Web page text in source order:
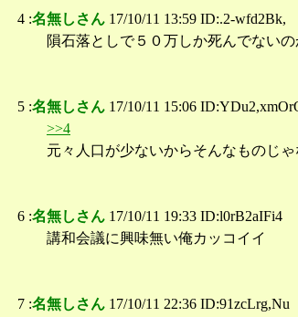
4 :名無しさん 17/10/11 13:59 ID:.2-wfd2Bk,
隕石落としで５０万しか死んでない
5 :名無しさん 17/10/11 15:06
>>4
元々人口が少ないからそんなものじゃ
6 :名無しさん 17/10/11 19:33 ID:l0rB2aIFi4
講和会議に興味無い俺カッコイイ
7 :名無しさん 17/10/11 22:36 ID:91zcLrg,Nu